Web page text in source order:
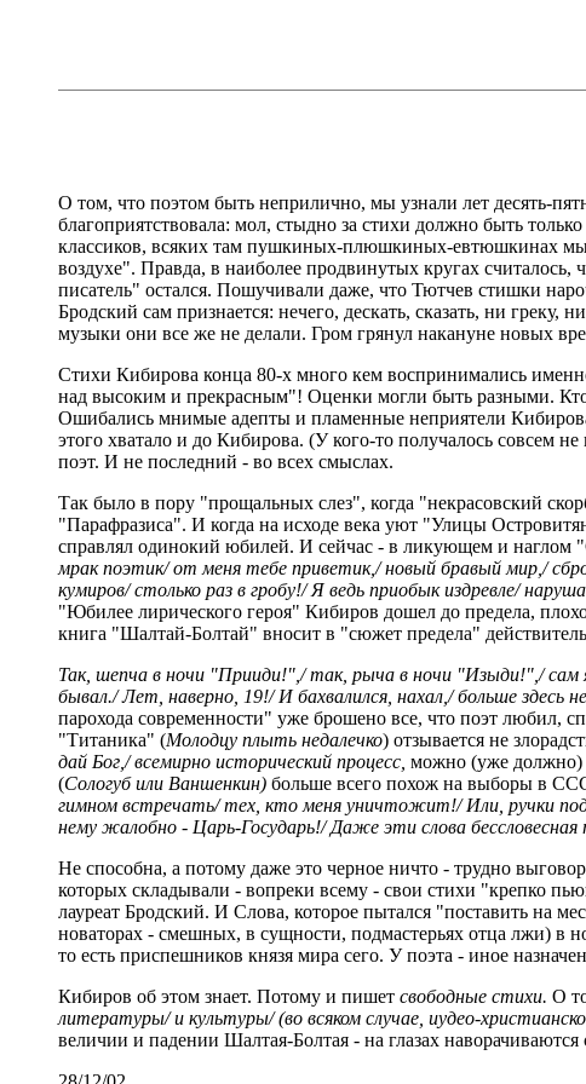
О том, что поэтом быть неприлично, мы узнали лет десять-
благоприятствовала: мол, стыдно за стихи должно быть
классиков, всяких там пушкиных-плюшкиных-евтюшкинах мы
воздухе". Правда, в наиболее продвинутых кругах
писатель" остался. Пошучивали даже, что Тютчев стишки
Бродский сам признается: нечего, дескать, сказать, ни
музыки они все же не делали. Гром грянул накануне новых
Стихи Кибирова конца 80-х много кем воспринимались
над высоким и прекрасным"! Оценки могли быть разными.
Ошибались мнимые адепты и пламенные неприятели Кибирова
этого хватало и до Кибирова. (У кого-то получалось совсем
поэт. И не последний - во всех смыслах.
Так было в пору "прощальных слез", когда "некрасовский
"Парафразиса". И когда на исходе века уют "Улицы
справлял одинокий юбилей. И сейчас - в ликующем и наглом
мрак поэтик/ от меня тебе приветик,/ новый бравый мир,/
кумиров/ столько раз в гробу!/ Я ведь приобык издревле/
"Юбилее лирического героя" Кибиров дошел до предела,
книга "Шалтай-Болтай" вносит в "сюжет предела"
Так, шепча в ночи "Прииди!",/ так, рыча в ночи "Изыди!",/ сам я
бывал./ Лет, наверно, 19!/ И бахвалился, нахал,/ больше здесь
парохода современности" уже брошено все, что поэт любил,
"Титаника" (Молодцу плыть недалечко) отзывается не
дай Бог,/ всемирно исторический процесс, можно (уже должно)
(Сологуб или Ваншенкин) больше всего похож на выборы в
гимном встречать/ тех, кто меня уничтожит!/ Или, ручки
нему жалобно - Царь-Государь!/ Даже эти слова
Не способна, а потому даже это черное ничто - трудно
которых складывали - вопреки всему - свои стихи "крепко
лауреат Бродский. И Слова, которое пытался "поставить на
новаторах - смешных, в сущности, подмастерьях отца лжи) в
то есть приспешников князя мира сего. У поэта - иное
Кибиров об этом знает. Потому и пишет свободные стихи. О
литературы/ и культуры/ (во всяком случае, иудео-
величии и падении Шалтая-Болтая - на глазах наворачиваются